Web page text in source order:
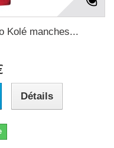
Kolé manches...
Détails